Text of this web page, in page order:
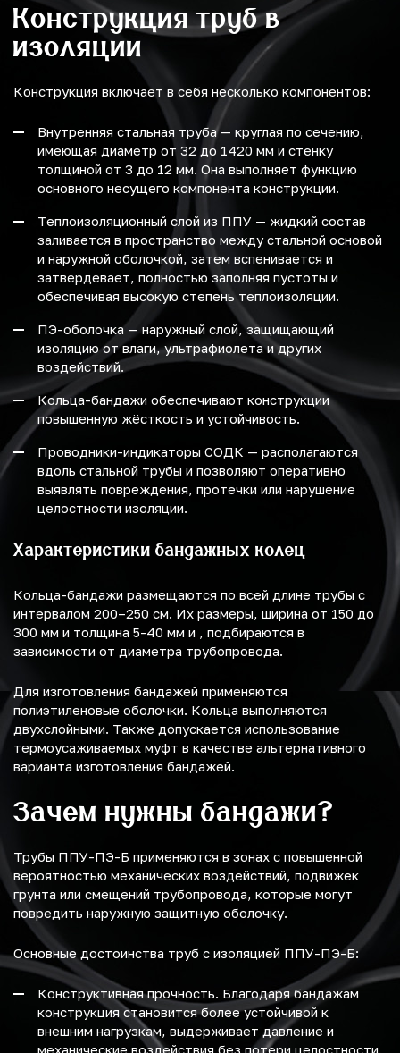
Конструкция труб в
изоляции
Конструкция включает в себя несколько компонентов:
Внутренняя стальная труба — круглая по сечению,
имеющая диаметр от 32 до 1420 мм и стенку
толщиной от 3 до 12 мм. Она выполняет функцию
основного несущего компонента конструкции.
Теплоизоляционный слой из ППУ — жидкий состав
заливается в пространство между стальной основой
и наружной оболочкой, затем вспенивается и
затвердевает, полностью заполняя пустоты и
обеспечивая высокую степень теплоизоляции.
ПЭ-оболочка — наружный слой, защищающий
изоляцию от влаги, ультрафиолета и других
воздействий.
Кольца-бандажи обеспечивают конструкции
повышенную жёсткость и устойчивость.
Проводники-индикаторы СОДК — располагаются
вдоль стальной трубы и позволяют оперативно
выявлять повреждения, протечки или нарушение
целостности изоляции.
Характеристики бандажных колец
Кольца-бандажи размещаются по всей длине трубы с
интервалом 200–250 см. Их размеры, ширина от 150 до
300 мм и толщина 5-40 мм и , подбираются в
зависимости от диаметра трубопровода.
Для изготовления бандажей применяются
полиэтиленовые оболочки. Кольца выполняются
двухслойными. Также допускается использование
термоусаживаемых муфт в качестве альтернативного
варианта изготовления бандажей.
Зачем нужны бандажи?
Трубы ППУ-ПЭ-Б применяются в зонах с повышенной
вероятностью механических воздействий, подвижек
грунта или смещений трубопровода, которые могут
повредить наружную защитную оболочку.
Основные достоинства труб с изоляцией ППУ-ПЭ-Б:
Конструктивная прочность. Благодаря бандажам
конструкция становится более устойчивой к
внешним нагрузкам, выдерживает давление и
механические воздействия без потери целостности.